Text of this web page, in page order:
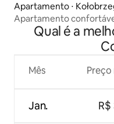
Apartamento ⋅
Apartamento
Qual é a
Mês
Jan. R$